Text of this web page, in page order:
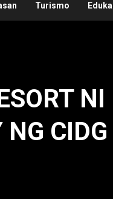
Turismo
NI
CIDG